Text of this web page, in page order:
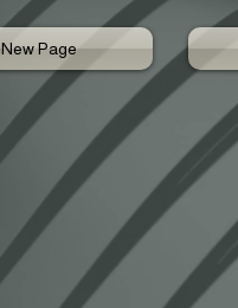
New Page